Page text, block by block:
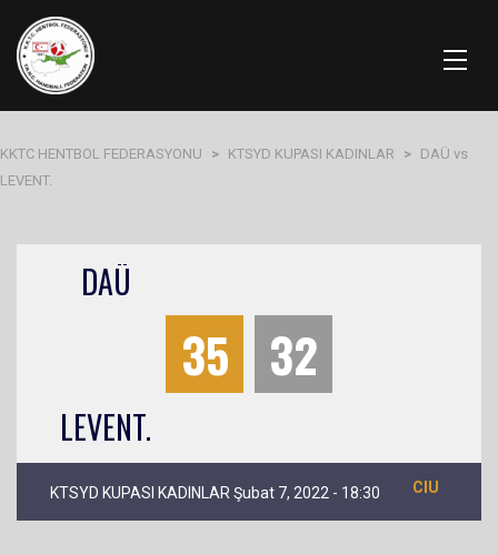
KKTC HENTBOL FEDERASYONU > KTSYD KUPASI KADINLAR > DAÜ vs
LEVENT.
DAÜ
35 32
LEVENT.
KTSYD KUPASI KADINLAR Şubat 7, 2022 - 18:30 CIU